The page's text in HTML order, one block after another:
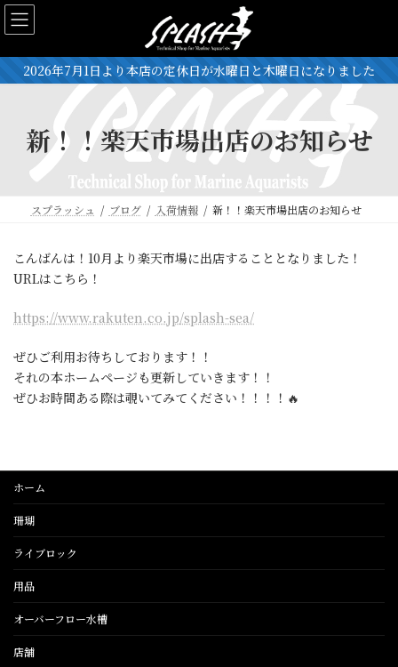
コ
ン
ン
ツ
ナ
ビ
ー
シ
2026年7月1日より本店の定休日が水曜日と木曜日になりました
新！！楽天市場出店のお知らせ
スプラッシュ ブログ 入荷情報 新！！楽天市場出店のお知らせ
こんばんは！10月より楽天市場に出店することとなりました！
URLはこちら！
https://www.rakuten.co.jp/splash-sea/
ぜひご利用お待ちしております！！
それの本ホームページも更新していきます！！
ぜひお時間ある際は覗いてみてください！！！！🔥
ホーム
珊瑚
ライブロック
用品
オーバーフロー水槽
店舗